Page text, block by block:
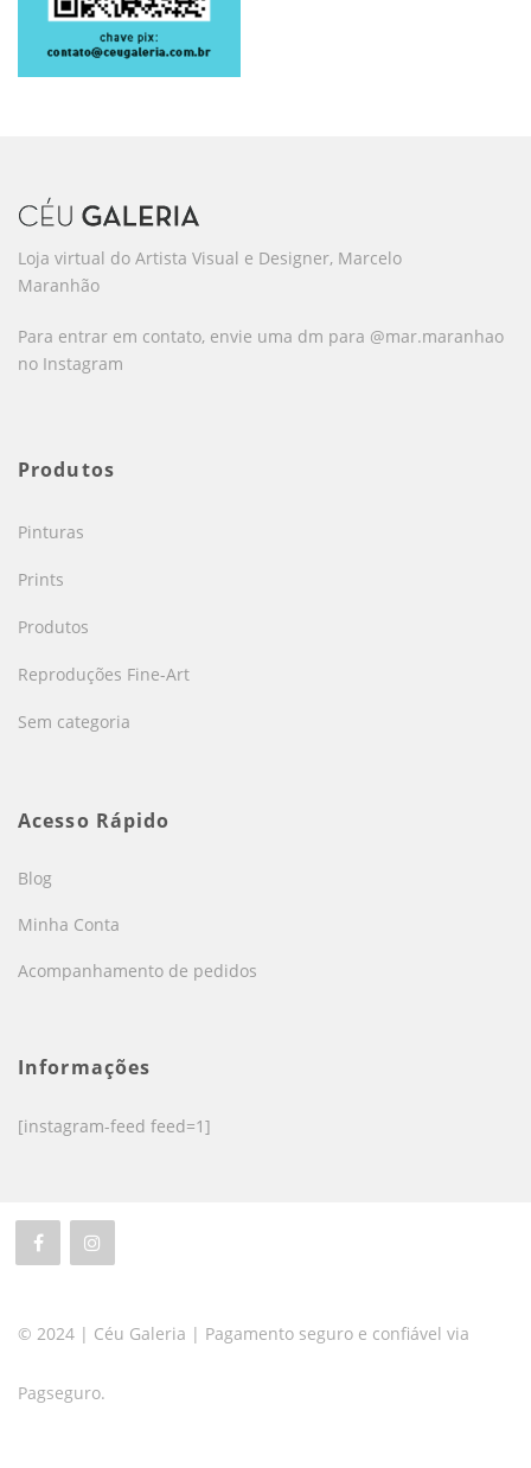
Loja virtual do Artista Visual e Designer, Marcelo
Maranhão
Para entrar em contato, envie uma dm para @mar.maranhao
no Instagram
Produtos
Pinturas
Prints
Produtos
Reproduções Fine-Art
Sem categoria
Acesso Rápido
Blog
Minha Conta
Acompanhamento de pedidos
Informações
[instagram-feed feed=1]
© 2024 | Céu Galeria | Pagamento seguro e confiável via
Pagseguro.